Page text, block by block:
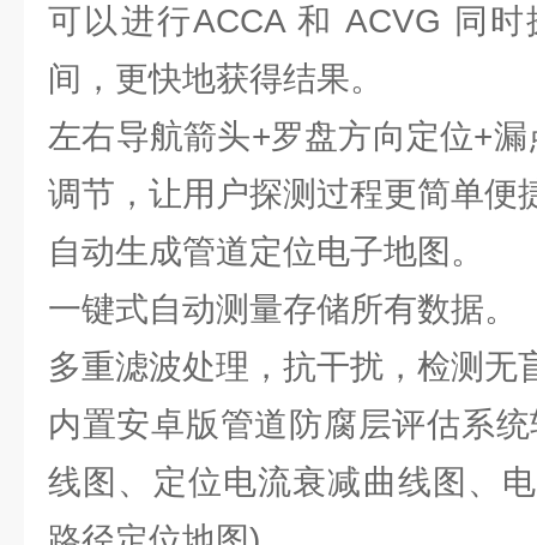
可以进行ACCA 和 ACVG 同
间，更快地获得结果。
左右导航箭头+罗盘方向定位+
调节，让用户探测过程更简单便
自动生成管道定位电子地图。
一键式自动测量存储所有数据。
多重滤波处理，抗干扰，检测无
内置安卓版管道防腐层评估系
线图、定位电流衰减曲线图、